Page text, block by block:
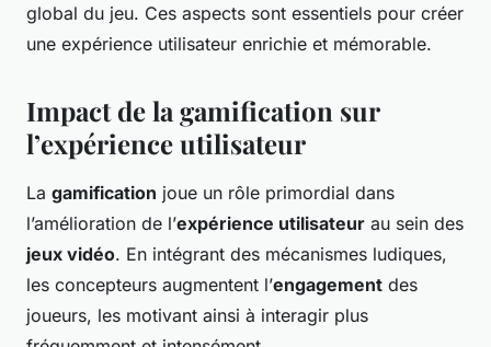
global du jeu. Ces aspects sont essentiels pour créer
une expérience utilisateur enrichie et mémorable.
Impact de la gamification sur
l’expérience utilisateur
La gamification joue un rôle primordial dans
l’amélioration de l’expérience utilisateur au sein des
jeux vidéo. En intégrant des mécanismes ludiques,
les concepteurs augmentent l’engagement des
joueurs, les motivant ainsi à interagir plus